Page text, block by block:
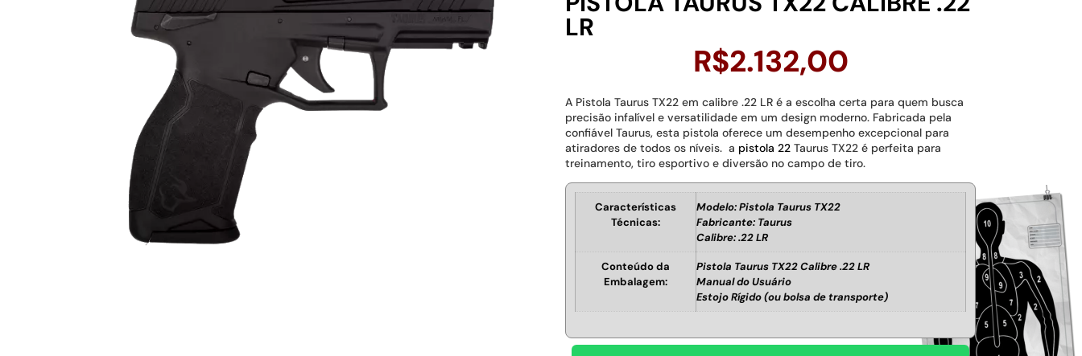
LR
R$2.132,00
A Pistola Taurus TX22 em calibre .22 LR é a escolha certa para quem busca
precisão infalível e versatilidade em um design moderno. Fabricada pela
confiável Taurus, esta pistola oferece um desempenho excepcional para
atiradores de todos os níveis. a pistola 22 Taurus TX22 é perfeita para
treinamento, tiro esportivo e diversão no campo de tiro.
Características
Técnicas:
Modelo: Pistola Taurus TX22
Fabricante: Taurus
Calibre: .22 LR
Conteúdo da
Embalagem:
Pistola Taurus TX22 Calibre .22 LR
Manual do Usuário
Estojo Rígido (ou bolsa de transporte)